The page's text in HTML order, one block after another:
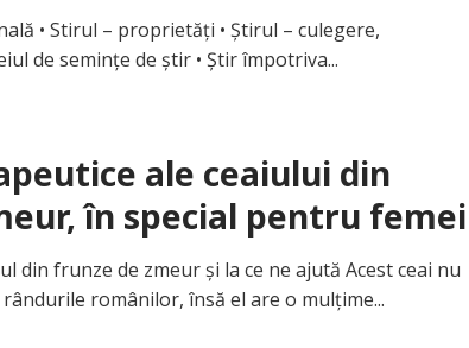
• Stirul – proprietăţi • Ştirul – culegere,
de seminţe de ştir • Ştir împotriva...
ale ceaiului din
în special pentru femei
din frunze de zmeur şi la ce ne ajută Acest ceai nu
românilor, însă el are o mulţime...